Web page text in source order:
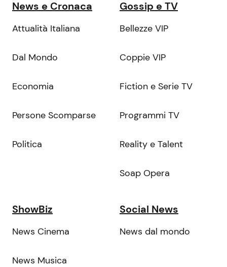
News e Cronaca
Attualità Italiana
Dal Mondo
Economia
Persone Scomparse
Politica
Gossip e TV
Bellezze VIP
Coppie VIP
Fiction e Serie TV
Programmi TV
Reality e Talent
Soap Opera
ShowBiz
News Cinema
News Musica
Social News
News dal mondo